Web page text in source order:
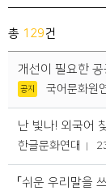
총 129건
개선이 필요한
공지 국어문화원
난 빛나! 외국어
한글문화연대
「쉬운 우리말을